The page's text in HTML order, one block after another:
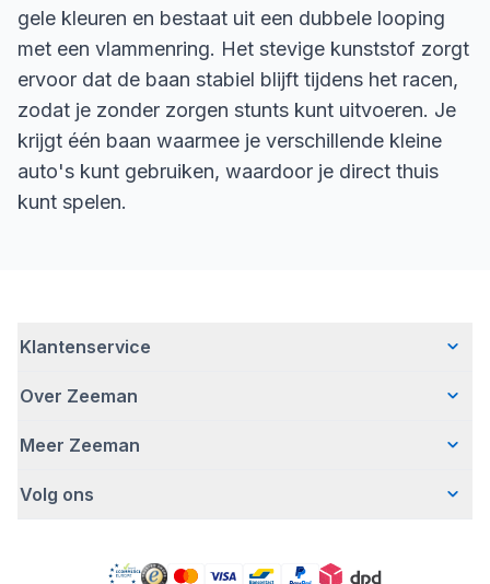
gele kleuren en bestaat uit een dubbele looping
met een vlammenring. Het stevige kunststof zorgt
ervoor dat de baan stabiel blijft tijdens het racen,
zodat je zonder zorgen stunts kunt uitvoeren. Je
krijgt één baan waarmee je verschillende kleine
auto's kunt gebruiken, waardoor je direct thuis
kunt spelen.
Klantenservice
Veelgestelde vragen
Bezorgen
Retourneren
Over Zeeman
Wie wij zijn
Hoe wij verantwoord ondernemen
Meer Zeeman
Veiligheidswaarschuwing
Onze campagnes
Volg ons